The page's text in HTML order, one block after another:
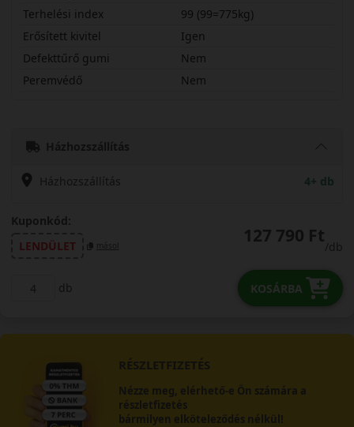
Terhelési index
99 (99=775kg)
Erősített kivitel
Igen
Defekttűrő gumi
Nem
Peremvédő
Nem
Házhozszállítás
Házhozszállítás 4+ db
Kuponkód:
LENDÜLET
másol 127 790 Ft
/db
db KOSÁRBA
RÉSZLETFIZETÉS
Nézze meg, elérhető-e Ön számára a
részletfizetés
bármilyen elköteleződés nélkül!